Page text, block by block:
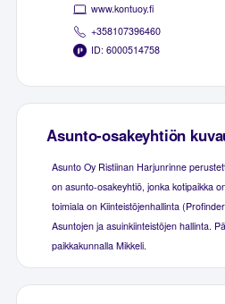
www.kontuoy.fi
+358107396460
ID: 6000514758
Asunto-osakeyhtiön
Asunto Oy Ristiinan Harjunrinne
on asunto-osakeyhtiö, jonka kotipaikka
toimiala on Kiinteistöjenhallinta
Asuntojen ja asuinkiinteistöjen hallinta.
paikkakunnalla Mikkeli.